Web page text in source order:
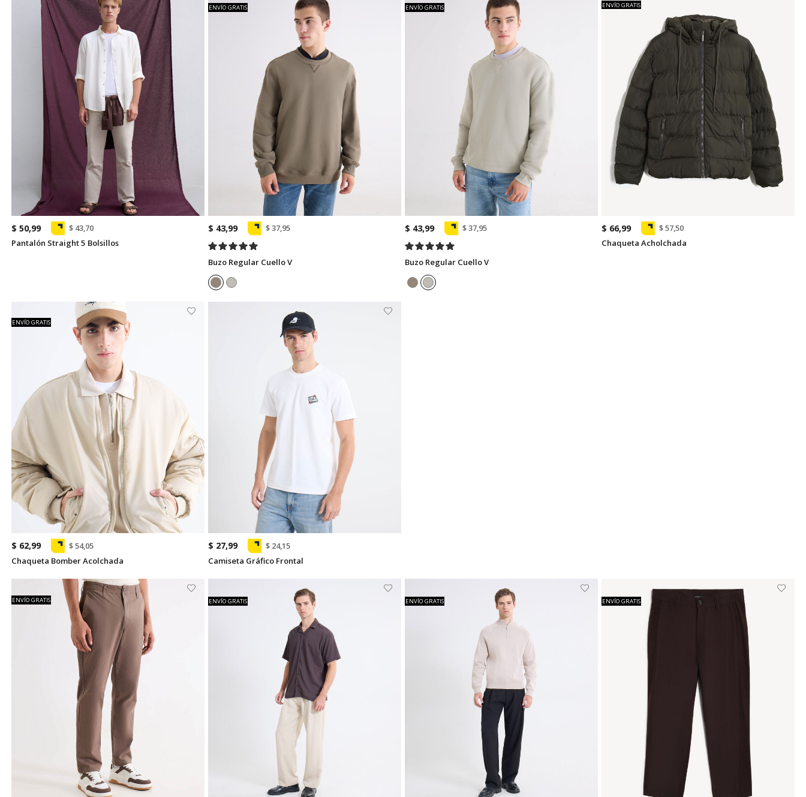
$ 50,99
$ 43,70
Pantalón Straight 5 Bolsillos
ENVÍO GRATIS
$ 43,99 $ 37,95
Buzo Regular Cuello V
ENVÍO GRATIS
$ 43,99 $ 37,95
Buzo Regular Cuello V
ENVÍO GRATIS
$ 66,99
$ 57,50
Chaqueta Acholchada
ENVÍO GRATIS
$ 62,99
$ 54,05
Chaqueta Bomber Acolchada
$ 27,99
$ 24,15
Camiseta Gráfico Frontal
ENVÍO GRATIS ENVÍO GRATIS ENVÍO GRATIS ENVÍO GRATIS